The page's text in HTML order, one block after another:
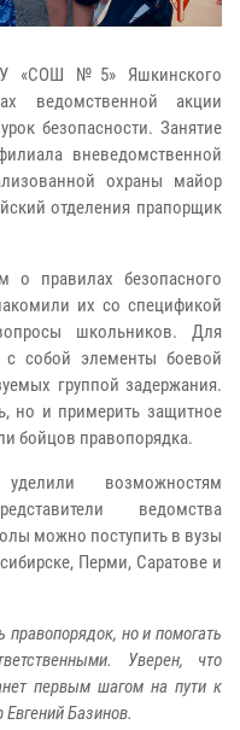
«СОШ №5» Яшкинского
ведомственной акции
безопасности. Занятие
вневедомственной
охраны майор
отделения прапорщик
о правилах безопасного
их со спецификой
школьников. Для
с собой элементы боевой
группой задержания.
но и примерить защитное
бойцов правопорядка.
возможностям
ведомства
можно поступить в вузы
Перми, Саратове и
но и помогать
Уверен, что
первым шагом на пути к
Базинов.